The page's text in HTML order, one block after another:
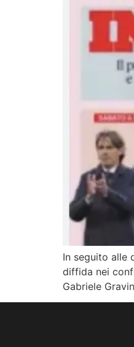
In seguito alle
diffida nei
Gabriele